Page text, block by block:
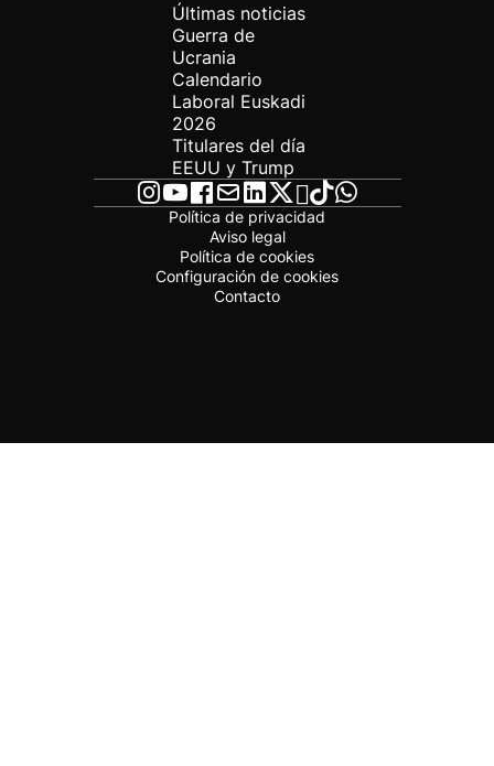
Últimas noticias
Guerra de
Ucrania
Calendario
Laboral Euskadi
2026
Titulares del día
EEUU y Trump
Política de privacidad
Aviso legal
Política de cookies
Configuración de cookies
Contacto